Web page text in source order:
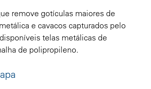
remove gotículas maiores de
e cavacos capturados pelo
telas metálicas de
de polipropileno.